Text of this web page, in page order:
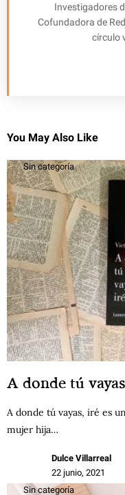
Investigadores
Cofundadora de
círculo
You May Also Like
Sin categoría
A donde tú
A donde tú vayas, iré es
mujer hija…
Dulce Villarreal
22 junio, 2021
Sin categoría